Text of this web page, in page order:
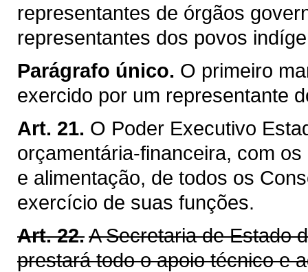
representantes de órgãos
representantes dos povos
Parágrafo único. O primeiro
exercido por um representante
Art. 21. O Poder Executivo
orçamentária-financeira, com
e alimentação, de todos os
exercício de suas funções.
Art. 22.A Secretaria de Estado
prestará todo o apoio técnico e